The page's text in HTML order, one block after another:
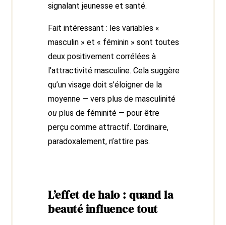
signalant jeunesse et santé.
Fait intéressant : les variables «
masculin » et « féminin » sont toutes
deux positivement corrélées à
l’attractivité masculine. Cela suggère
qu’un visage doit s’éloigner de la
moyenne — vers plus de masculinité
ou plus de féminité — pour être
perçu comme attractif. L’ordinaire,
paradoxalement, n’attire pas.
L’effet de halo : quand la
beauté influence tout